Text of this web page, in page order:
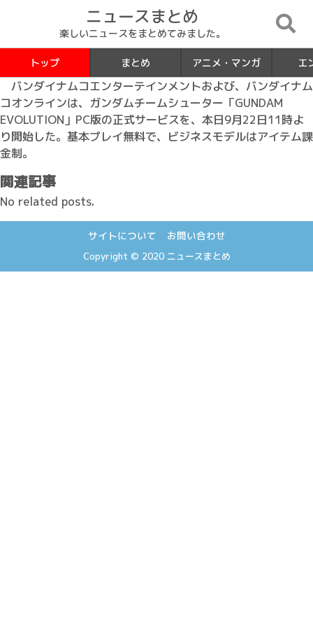
ニュースまとめ
楽しいニュースをまとめてみました。
トップ まとめ アニメ・マンガ エ
バンダイナムコエンターテインメントおよび、バンダイナム
コオンラインは、ガンダムチームシューター「GUNDAM
EVOLUTION」PC版の正式サービスを、本日9月22日11時よ
り開始した。基本プレイ無料で、ビジネスモデルはアイテム課
金制。
関連記事
No related posts.
サイトについて お問い合わせ
Copyright © 2020 ニュースまとめ